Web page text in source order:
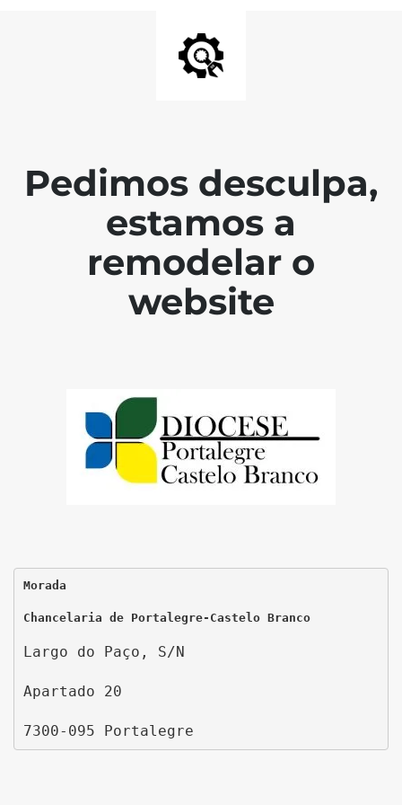
Pedimos desculpa,
estamos a
remodelar o
website
Morada
Chancelaria de Portalegre-Castelo Branco
Largo do Paço, S/N
Apartado 20
7300-095 Portalegre